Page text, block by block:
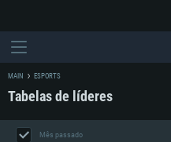
MAIN ESPORTS
Tabelas de líderes
Mês passado